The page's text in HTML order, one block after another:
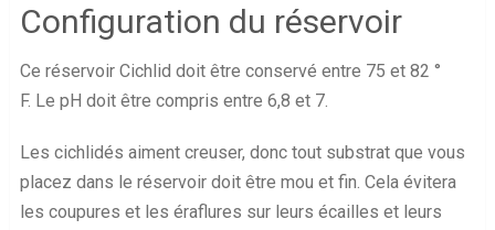
Configuration du réservoir
Ce réservoir Cichlid doit être conservé entre 75 et 82 °
F. Le pH doit être compris entre 6,8 et 7.
Les cichlidés aiment creuser, donc tout substrat que vous
placez dans le réservoir doit être mou et fin. Cela évitera
les coupures et les éraflures sur leurs écailles et leurs